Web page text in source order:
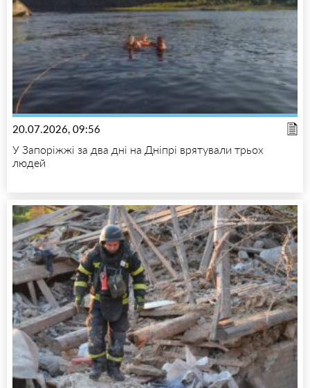
20.07.2026, 09:56
У Запоріжжі за два дні на Дніпрі врятували трьох
людей